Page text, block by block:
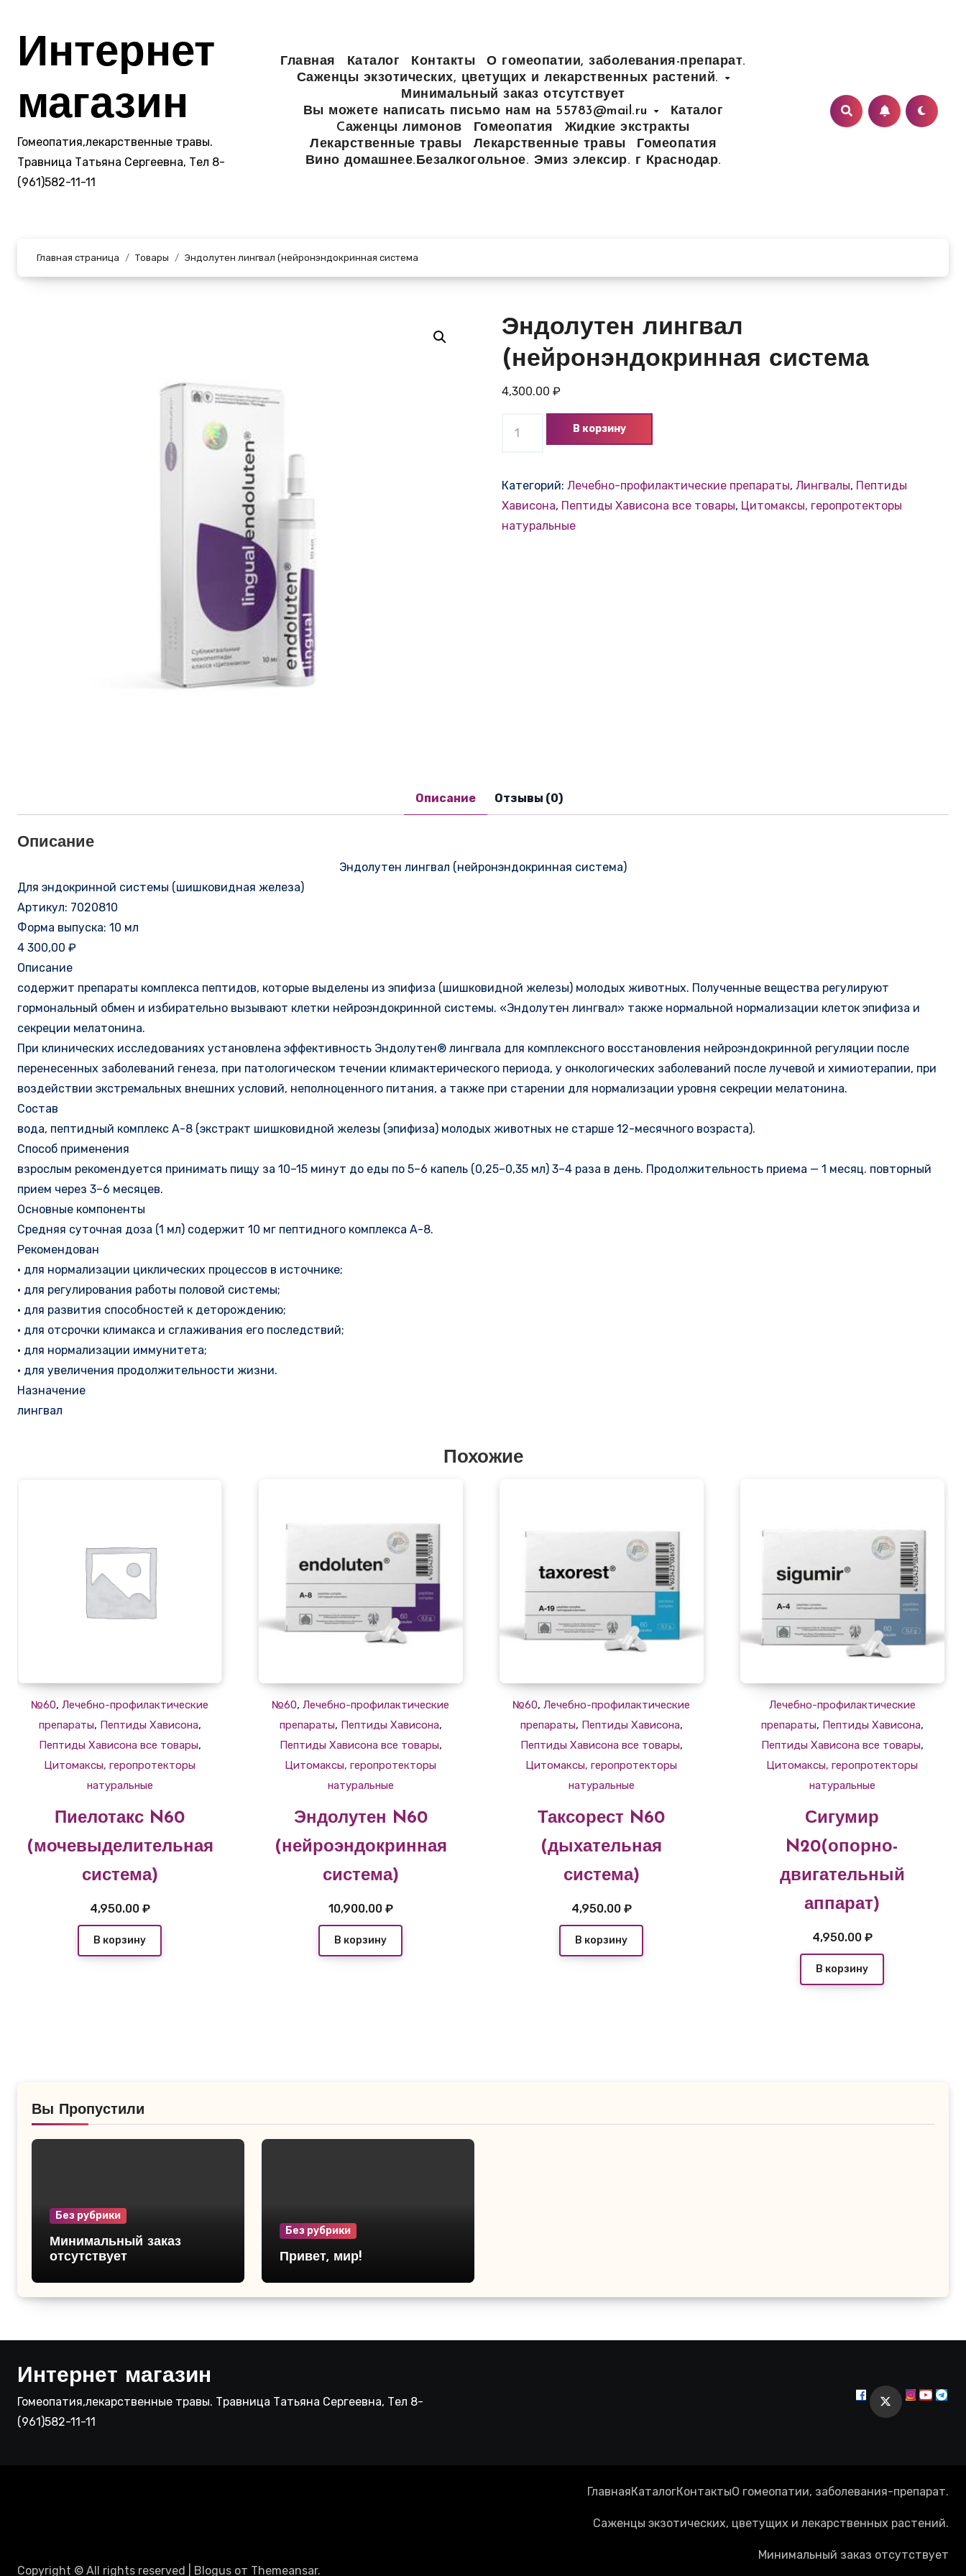
содержанию
Интернет
магазин
Гомеопатия,лекарственные травы.
Травница Татьяна Сергеевна, Тел 8-
(961)582-11-11
Главная Каталог Контакты
О гомеопатии, заболевания-препарат.
Саженцы экзотических, цветущих и лекарственных растений.
Минимальный заказ отсутствует
Вы можете написать письмо нам на 55783@mail.ru
Каталог
Cаженцы лимонов
Гомеопатия
Жидкие экстракты
Лекарственные травы
Лекарственные травы
Гомеопатия
Вино домашнее.Безалкогольное. Эмиз элексир. г Краснодар.
Главная страница Товары Эндолутен лингвал (нейронэндокринная система
Эндолутен лингвал
(нейронэндокринная система
4,300.00 ₽
лингвал
(нейронэндокринная
система
В корзину
Категорий: Лечебно-профилактические препараты, Лингвалы, Пептиды
Хависона, Пептиды Хависона все товары, Цитомаксы, геропротекторы
натуральные
Описание Отзывы (0)
Описание
Эндолутен лингвал (нейронэндокринная система)
Для эндокринной системы (шишковидная железа)
Артикул: 7020810
Форма выпуска: 10 мл
4 300,00 ₽
Описание
содержит препараты комплекса пептидов, которые выделены из эпифиза (шишковидной железы) молодых животных. Полученные вещества регулируют
гормональный обмен и избирательно вызывают клетки нейроэндокринной системы. «Эндолутен лингвал» также нормальной нормализации клеток эпифиза и
секреции мелатонина.
При клинических исследованиях установлена ​​эффективность Эндолутен® лингвала для комплексного восстановления нейроэндокринной регуляции после
перенесенных заболеваний генеза, при патологическом течении климактерического периода, у онкологических заболеваний после лучевой и химиотерапии, при
воздействии экстремальных внешних условий, неполноценного питания, а также при старении для нормализации уровня секреции мелатонина.
Состав
вода, пептидный комплекс А-8 (экстракт шишковидной железы (эпифиза) молодых животных не старше 12-месячного возраста).
Способ применения
взрослым рекомендуется принимать пищу за 10–15 минут до еды по 5–6 капель (0,25–0,35 мл) 3–4 раза в день. Продолжительность приема — 1 месяц. повторный
прием через 3–6 месяцев.
Основные компоненты
Средняя суточная доза (1 мл) содержит 10 мг пептидного комплекса А-8.
Рекомендован
• для нормализации циклических процессов в источнике;
• для регулирования работы половой системы;
• для развития способностей к деторождению;
• для отсрочки климакса и сглаживания его последствий;
• для нормализации иммунитета;
• для увеличения продолжительности жизни.
Назначение
лингвал
Похожие
№60,Лечебно-профилактические
препараты, Пептиды Хависона,
Пептиды Хависона все товары,
Цитомаксы, геропротекторы
натуральные
Пиелотакс N60
(мочевыделительная
система)
4,950.00 ₽
В корзину
№60,Лечебно-профилактические
препараты, Пептиды Хависона,
Пептиды Хависона все товары,
Цитомаксы, геропротекторы
натуральные
Эндолутен N60
(нейроэндокринная
система)
10,900.00 ₽
В корзину
№60,Лечебно-профилактические
препараты, Пептиды Хависона,
Пептиды Хависона все товары,
Цитомаксы, геропротекторы
натуральные
Таксорест N60
(дыхательная
система)
4,950.00 ₽
В корзину
Лечебно-профилактические
препараты, Пептиды Хависона,
Пептиды Хависона все товары,
Цитомаксы, геропротекторы
натуральные
Сигумир
N20(опорно-
двигательный
аппарат)
4,950.00 ₽
В корзину
Вы Пропустили
Без рубрики
Минимальный заказ
отсутствует
Без рубрики
Привет, мир!
Интернет магазин
Гомеопатия,лекарственные травы. Травница Татьяна Сергеевна, Тел 8-
(961)582-11-11
Copyright © All rights reserved Blogus от Themeansar.
ГлавнаяКаталогКонтактыО гомеопатии, заболевания-препарат.
Саженцы экзотических, цветущих и лекарственных растений.
Минимальный заказ отсутствует